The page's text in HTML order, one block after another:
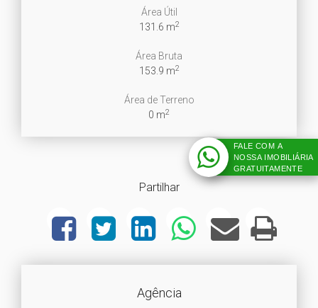
Área Útil
131.6 m2
Área Bruta
153.9 m2
Área de Terreno
0 m2
Partilhar
Agência
FALE COM A
NOSSA IMOBILIÁRIA
GRATUITAMENTE